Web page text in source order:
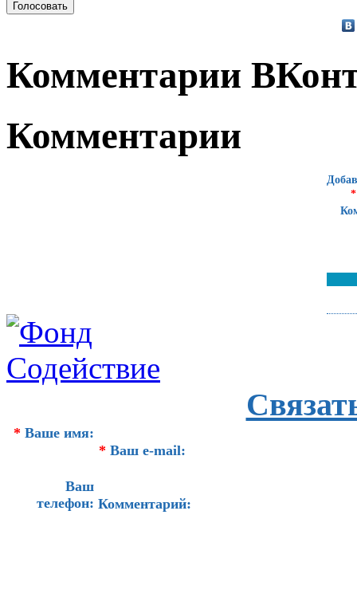
Комментарии
Комментарии
*
* Ваше имя:
* Ваш e-mail:
Ваш
телефон: Комментарий: